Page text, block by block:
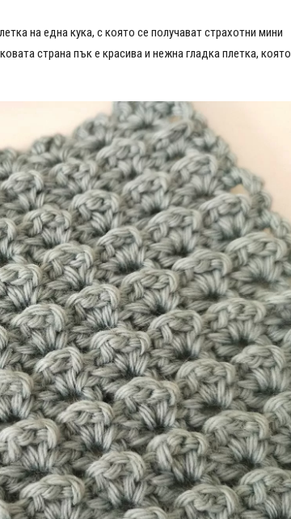
на една кука, с която се получават страхотни мини
страна пък е красива и нежна гладка плетка, която